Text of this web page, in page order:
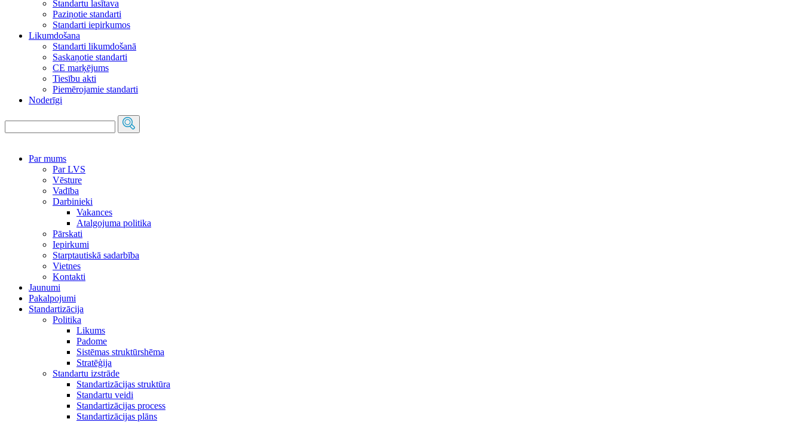
Standartu lasītava
Paziņotie standarti
Standarti iepirkumos
Likumdošana
Standarti likumdošanā
Saskaņotie standarti
CE marķējums
Tiesību akti
Piemērojamie standarti
Noderīgi
Par mums
Par LVS
Vēsture
Vadība
Darbinieki
Vakances
Atalgojuma politika
Pārskati
Iepirkumi
Starptautiskā sadarbība
Vietnes
Kontakti
Jaunumi
Pakalpojumi
Standartizācija
Politika
Likums
Padome
Sistēmas struktūrshēma
Stratēģija
Standartu izstrāde
Standartizācijas struktūra
Standartu veidi
Standartizācijas process
Standartizācijas plāns